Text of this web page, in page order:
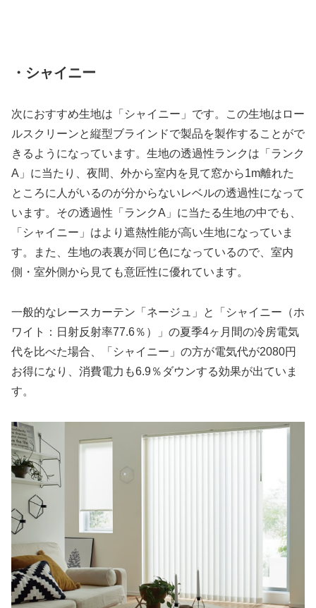
・シャイニー
次におすすめ生地は「シャイニー」です。この生地はロー
ルスクリーンと縦型ブラインドで製品を製作することがで
きるようになっています。生地の透過性ランクは「ランク
A」に当たり、夜間、外から室内を見て窓から1m離れた
ところに人がいるのが分からないレベルの透過性になって
います。その透過性「ランクA」に当たる生地の中でも、
「シャイニー」はより遮熱性能が高い生地になっていま
す。また、生地の表裏が同じ色になっているので、室内
側・室外側から見ても意匠性に優れています。
一般的なレースカーテン「ネージュ」と「シャイニー（ホ
ワイト：日射反射率77.6％）」の夏季4ヶ月間の冷房電気
代を比べた場合、「シャイニー」の方が電気代が2080円
お得になり、消費電力も6.9％ダウンする効果が出ていま
す。